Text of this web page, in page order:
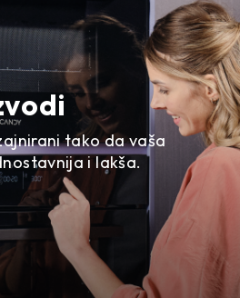
tako da vaša
i lakša.